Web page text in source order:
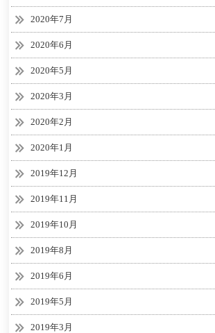
2020年7月
2020年6月
2020年5月
2020年3月
2020年2月
2020年1月
2019年12月
2019年11月
2019年10月
2019年8月
2019年6月
2019年5月
2019年3月